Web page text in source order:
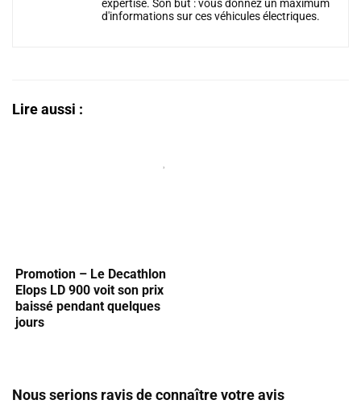
expertise. Son but : vous donnez un maximum
d'informations sur ces véhicules électriques.
Lire aussi :
Promotion – Le Decathlon
Elops LD 900 voit son prix
baissé pendant quelques
jours
Nous serions ravis de connaître votre avis